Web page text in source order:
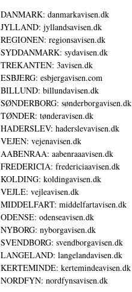
DANMARK: danmarkavisen.dk
JYLLAND: jyllandsavisen.dk
REGIONEN: regionsavisen.dk
SYDDANMARK: sydavisen.dk
TREKANTEN: 3avisen.dk
ESBJERG: esbjergavisen.com
BILLUND: billundavisen.dk
SØNDERBORG: sønderborgavisen.dk
TØNDER: tønderavisen.dk
HADERSLEV: haderslevavisen.dk
VEJEN: vejenavisen.dk
AABENRAA: aabenraaavisen.dk
FREDERICIA: fredericiaavisen.dk
KOLDING: koldingavisen.dk
VEJLE: vejleavisen.dk
MIDDELFART: middelfartavisen.dk
ODENSE: odenseavisen.dk
NYBORG: nyborgavisen.dk
SVENDBORG: svendborgavisen.dk
LANGELAND: langelandavisen.dk
KERTEMINDE: kertemindeavisen.dk
NORDFYN: nordfynsavisen.dk